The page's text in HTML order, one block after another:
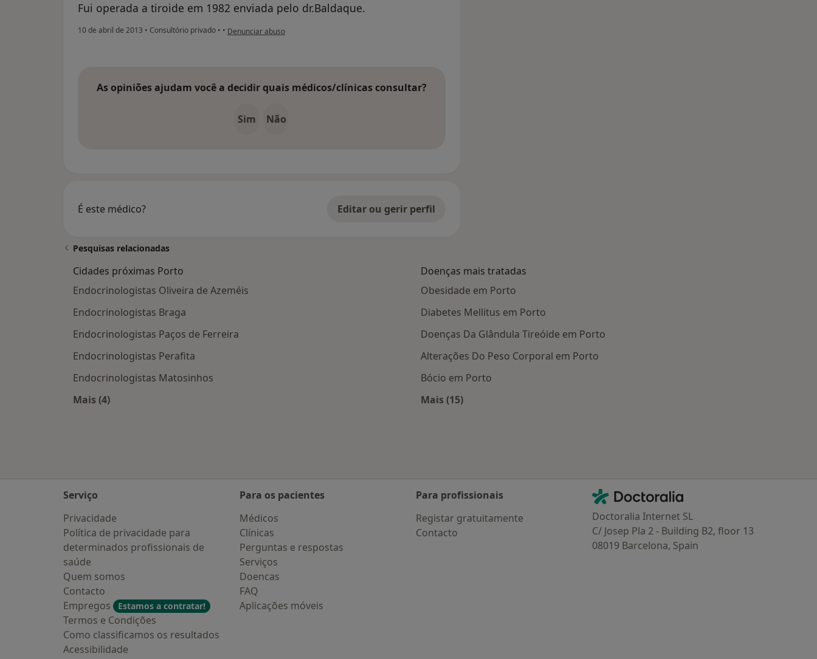
Fui operada a tiroide em 1982 enviada pelo dr.Baldaque.
10 de abril de 2013 • Consultório privado • • na opinião do utilizador usuário
Denunciar abuso
As opiniões ajudam você a decidir quais médicos/clínicas consultar?
Sim Não
É este médico? Editar ou gerir perfil
Pesquisas relacionadas
Cidades próximas Porto
Endocrinologistas Oliveira de Azeméis
Endocrinologistas Braga
Endocrinologistas Paços de Ferreira
Endocrinologistas Perafita
Endocrinologistas Matosinhos
Mais (4)
Doenças mais tratadas
Obesidade em Porto
Diabetes Mellitus em Porto
Doenças Da Glândula Tireóide em Porto
Alterações Do Peso Corporal em Porto
Bócio em Porto
Mais (15)
Serviço
Privacidade
Política de privacidade para
determinados profissionais de
saúde
Quem somos
Contacto
Empregos
Estamos a contratar!
Termos e Condições
Como classificamos os resultados
Acessibilidade
Para os pacientes
Médicos
Clínicas
Perguntas e respostas
Serviços
Doencas
FAQ
Aplicações móveis
Para profissionais
Registar gratuitamente
Contacto
Contacto
Doctoralia - Homepage
Doctoralia Internet SL
C/ Josep Pla 2 - Building B2, floor 13
08019 Barcelona, Spain